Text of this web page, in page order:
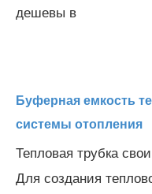
дешевы в
Буферная емкость
системы отопления
Тепловая трубка
Для создания